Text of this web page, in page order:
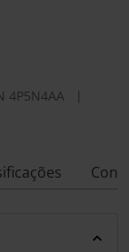
4P5N4AA